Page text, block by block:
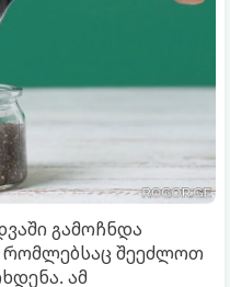
გამოჩნდა
რომლებსაც შეეძლოთ
ამ